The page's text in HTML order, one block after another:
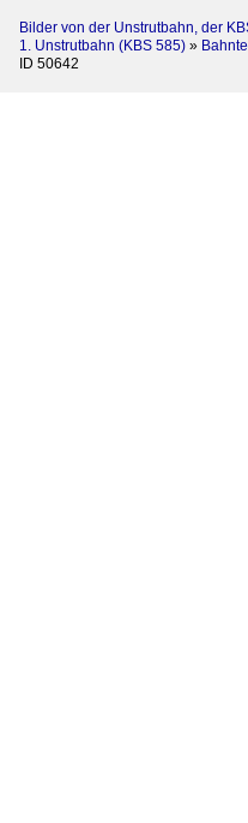
Bilder von der Unstrutbahn, der
1. Unstrutbahn (KBS 585) »
ID 50642